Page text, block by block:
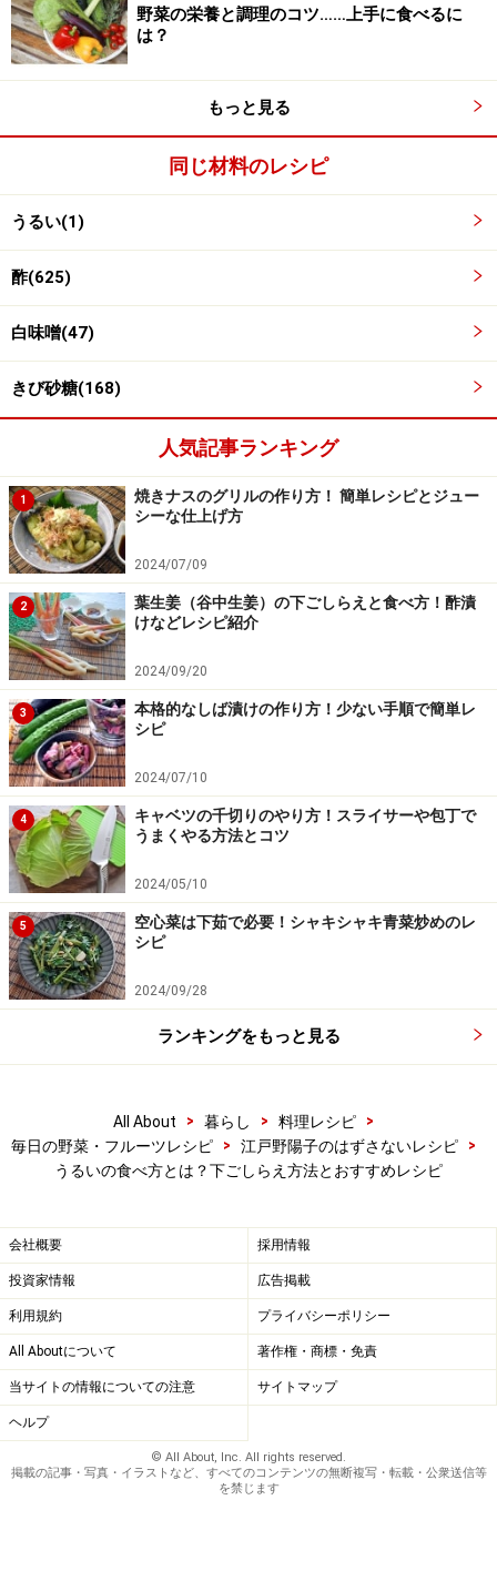
2 うるいの保存
日持ちするものではないので、できれば当日、そうでな
ければ2～3日以内に食べましょう。
湿らせたキッチンペーパーで茎を包み、ビニル袋やラッ
プで包んで、野菜室に立てて保存します。
うるいのゆで方
うるいは洗って汚れを落とし、茎と葉に分けておきま
す。
たっぷりの熱湯を鍋に沸かし、塩を少々加えます。
ざるにあけます。
ゆでたうるいは、平ざるなどに広げてうちわで扇いで冷
まします。また、ボウルに氷水を用意してサッと冷やし
ても◎。
野菜の栄養と調理のコツ……上手に食べるに
は？
もっと見る
同じ材料のレシピ
うるい(1)
酢(625)
白味噌(47)
きび砂糖(168)
人気記事ランキング
1
焼きナスのグリルの作り方！ 簡単レシピとジュー
シーな仕上げ方
2024/07/09
2
葉生姜（谷中生姜）の下ごしらえと食べ方！酢漬
けなどレシピ紹介
2024/09/20
3
本格的なしば漬けの作り方！少ない手順で簡単レ
シピ
2024/07/10
4
キャベツの千切りのやり方！スライサーや包丁で
うまくやる方法とコツ
2024/05/10
5
空心菜は下茹で必要！シャキシャキ青菜炒めのレ
シピ
2024/09/28
ランキングをもっと見る
All About > 暮らし > 料理レシピ
>
毎日の野菜・フルーツレシピ
> 江戸野陽子のはずさないレシピ
>
うるいの食べ方とは？下ごしらえ方法とおすすめレシピ
会社概要 採用情報
投資家情報 広告掲載
利用規約 プライバシーポリシー
All Aboutについて 著作権・商標・免責
当サイトの情報についての注意 サイトマップ
ヘルプ
© All About, Inc. All rights reserved.
掲載の記事・写真・イラストなど、すべてのコンテンツの無断複写・転載・公衆送信等
を禁じます